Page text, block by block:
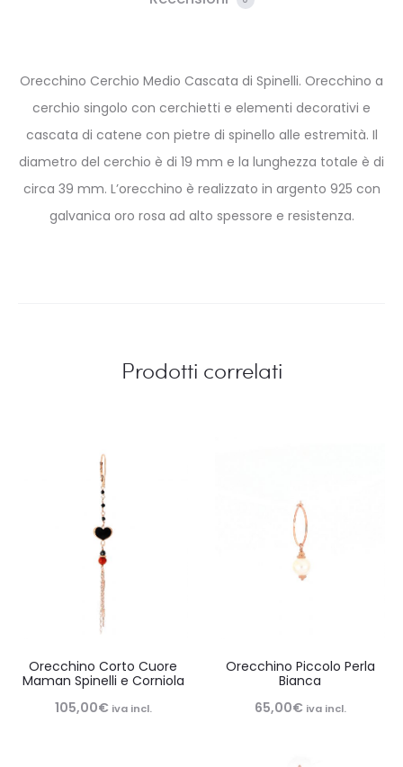
Orecchino Cerchio Medio Cascata di Spinelli. Orecchino a
cerchio singolo con cerchietti e elementi decorativi e
cascata di catene con pietre di spinello alle estremità. Il
diametro del cerchio è di 19 mm e la lunghezza totale è di
circa 39 mm. L’orecchino è realizzato in argento 925 con
galvanica oro rosa ad alto spessore e resistenza.
Prodotti correlati
Orecchino Corto Cuore
Maman Spinelli e Corniola
105,00€ iva incl.
Orecchino Piccolo Perla
Bianca
65,00€ iva incl.